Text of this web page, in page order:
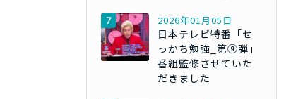
2026年01月05日
日本テレビ特番「せ
っかち勉強_第⑨弾」
番組監修させていた
だきました